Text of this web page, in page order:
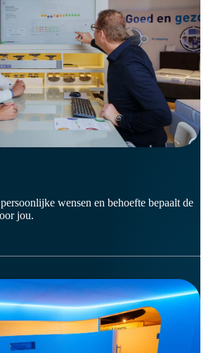
wensen en behoefte bepaalt de
jou.